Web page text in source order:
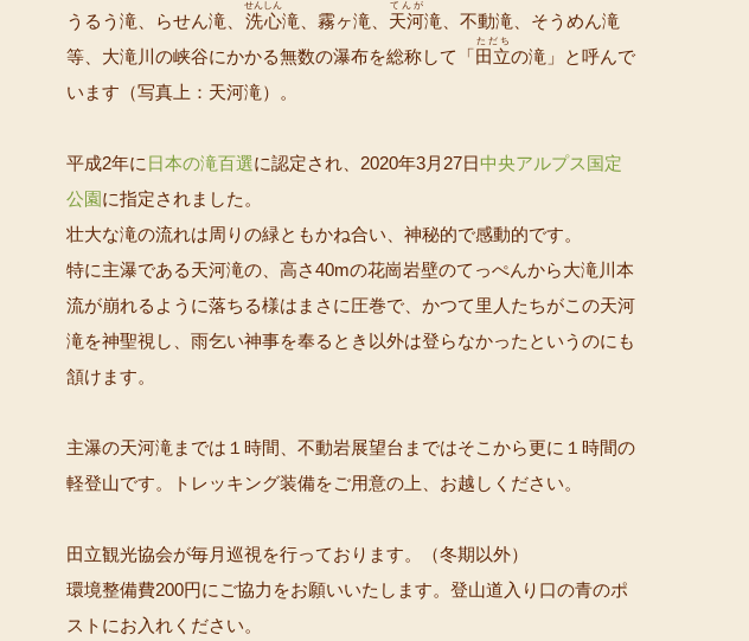
うるう滝、らせん滝、 洗心
せんしん
滝、霧ヶ滝、 天河
てんが
滝、不動滝、そうめん滝
等、大滝川の峡谷にかかる無数の瀑布を総称して「田立
ただち
の滝」と呼んで
います（写真上：天河滝）。
平成2年に 日本の滝百選に認定され、2020年3月27日中央アルプス国定
公園に指定されました。
壮大な滝の流れは周りの緑ともかね合い、神秘的で感動的です。
特に主瀑である天河滝の、高さ40mの花崗岩壁のてっぺんから大滝川本
流が崩れるように落ちる様はまさに圧巻で、かつて里人たちがこの天河
滝を神聖視し、雨乞い神事を奉るとき以外は登らなかったというのにも
頷けます。
主瀑の天河滝までは１時間、不動岩展望台まではそこから更に１時間の
軽登山です。トレッキング装備をご用意の上、お越しください。
田立観光協会が毎月巡視を行っております。（冬期以外）
環境整備費200円にご協力をお願いいたします。登山道入り口の青のポ
ストにお入れください。